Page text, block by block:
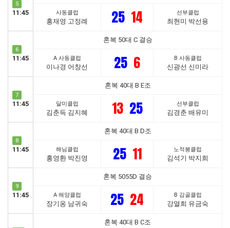
5
11:45 사동클럽
홍재영 고정례 25 14 선부클럽
최현미 박선용
6
11:45
혼복 50대 C 결승
A 사동클럽
이나경 어창선 25 6 B 사동클럽
신광선 신미라
7
11:45
혼복 40대 B E조
달미클럽
김춘득 김지혜 13 25 선부클럽
김경춘 배유미
8
11:45
혼복 40대 B D조
해님클럽
홍영환 박진영 25 11 노적봉클럽
김석기 박지희
9
11:45
혼복 5055D 결승
A 해양클럽
장기옹 남귀숙 25 24 B 감골클럽
강열희 유금숙
혼복 40대 B C조